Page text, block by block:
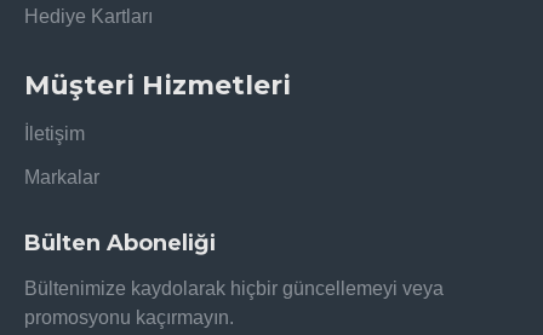
Hediye Kartları
Müşteri Hizmetleri
İletişim
Markalar
Bülten Aboneliği
Bültenimize kaydolarak hiçbir güncellemeyi veya
promosyonu kaçırmayın.